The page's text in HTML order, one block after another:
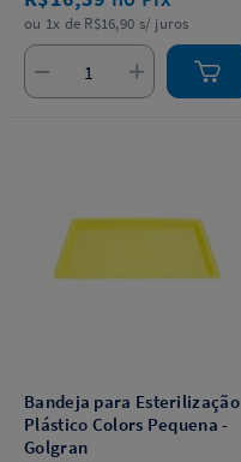
ou 1x de R$16,90 s/ juros
Bandeja para Esterilização
Plástico Colors Pequena -
Golgran